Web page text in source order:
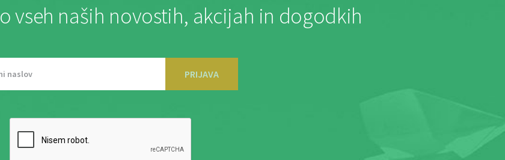
o vseh naših novostih, akcijah in dogodkih
PRIJAVA